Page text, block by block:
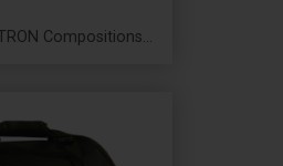
Compositions...